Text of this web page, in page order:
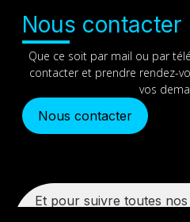
Nous contacter
Que ce soit par mail ou par
contacter et prendre rendez-
vos
Nous contacter
Et pour suivre toutes